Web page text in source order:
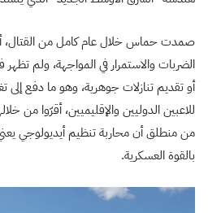
صمدت حماس خلال عام كامل من القتال،
الضربات والاستمرار في المواجهة، ولم تظهر
أو تقديم تنازلات جوهرية، وهو ما دفع إلى
للاعبين الدوليين والإقليميين، أقرّوا من
من منطلق أن محاربة تنظيم أيديولوجي
بالقوة العسكرية.